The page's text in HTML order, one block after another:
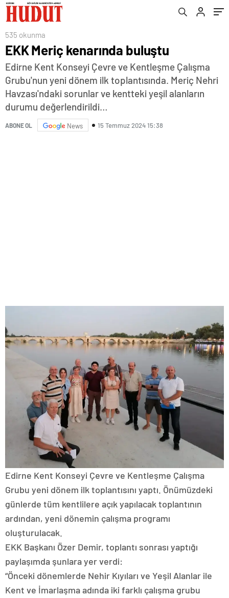
535 okunma
EKK Meriç kenarında buluştu
Edirne Kent Konseyi Çevre ve Kentleşme Çalışma
Grubu'nun yeni dönem ilk toplantısında. Meriç Nehri
Havzası'ndaki sorunlar ve kentteki yeşil alanların
durumu değerlendirildi…
ABONE OL News 15 Temmuz 2024 15:38
Edirne Kent Konseyi Çevre ve Kentleşme Çalışma
Grubu yeni dönem ilk toplantısını yaptı. Önümüzdeki
günlerde tüm kentlilere açık yapılacak toplantının
ardından, yeni dönemin çalışma programı
oluşturulacak.
EKK Başkanı Özer Demir, toplantı sonrası yaptığı
paylaşımda şunlara yer verdi:
“Önceki dönemlerde Nehir Kıyıları ve Yeşil Alanlar ile
Kent ve İmarlaşma adında iki farklı çalışma grubu